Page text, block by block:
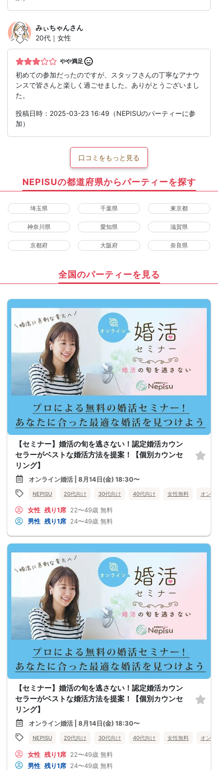
みぃちゃんさん
20代｜女性
やや満足
初めての参加だったのですが、スタッフさんの丁寧なアナウ
ンスで皆さんと楽しく過ごせました。ありがとうございまし
た。
投稿日時：2025-03-23 16:49（NEPISUのパーティーに参
加）
口コミをもっと見る
NEPISUの都道府県からパーティーを探す
埼玉県 千葉県 東京都
神奈川県 愛知県 滋賀県
京都府 大阪府 奈良県
全国のパーティーを見る
【セミナー】婚活の旬を逃さない！認定婚活カウン
セラーがベストな婚活方法を提案！【個別カウンセ
リング】
オンライン婚活 | 8月14日(金) 18:30〜
NEPISU 20代向け 30代向け 40代向け 女性無料 オン
女性 残り1席 22〜49歳 無料
男性 残り1席 24〜49歳 無料
【セミナー】婚活の旬を逃さない！認定婚活カウン
セラーがベストな婚活方法を提案！【個別カウンセ
リング】
オンライン婚活 | 8月14日(金) 18:30〜
NEPISU 20代向け 30代向け 40代向け 女性無料 オン
女性 残り1席 22〜49歳 無料
男性 残り1席 24〜49歳 無料